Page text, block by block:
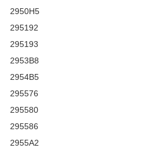
2950H5
295192
295193
2953B8
2954B5
295576
295580
295586
2955A2